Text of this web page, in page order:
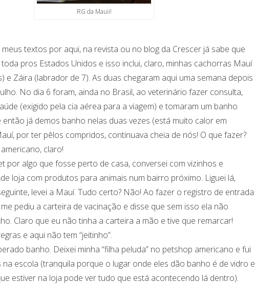
RG da Mauii!
textos por aqui, na revista ou no blog da Crescer já sabe que
pros Estados Unidos e isso inclui, claro, minhas cachorras Mauí
e Záira (labrador de 7). As duas chegaram aqui uma semana depois
No dia 6 foram, ainda no Brasil, ao veterinário fazer consulta,
(exigido pela cia aérea para a viagem) e tomaram um banho
já demos banho nelas duas vezes (está muito calor em
por ter pêlos compridos, continuava cheia de nós! O que fazer?
claro!
por algo que fosse perto de casa, conversei com vizinhos e
loja com produtos para animais num bairro próximo. Liguei lá,
levei a Mauí. Tudo certo? Não! Ao fazer o registro de entrada
pediu a carteira de vacinação e disse que sem isso ela não
Claro que eu não tinha a carteira a mão e tive que remarcar!
e aqui não tem “jeitinho”.
banho. Deixei minha “filha peluda” no petshop americano e fui
na escola (tranquila porque o lugar onde eles dão banho é de vidro e
estiver na loja pode ver tudo que está acontecendo lá dentro).